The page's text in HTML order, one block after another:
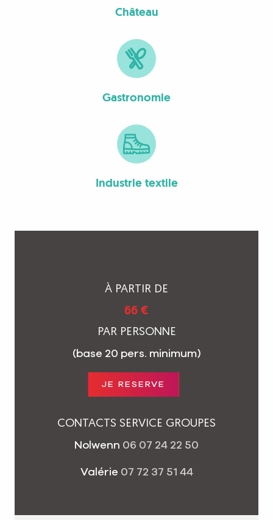
Château
Gastronomie
Industrie textile
À PARTIR DE
66 €
PAR PERSONNE
(base 20 pers. minimum)
JE RESERVE
CONTACTS SERVICE GROUPES
Nolwenn 06 07 24 22 50
Valérie 07 72 37 51 44